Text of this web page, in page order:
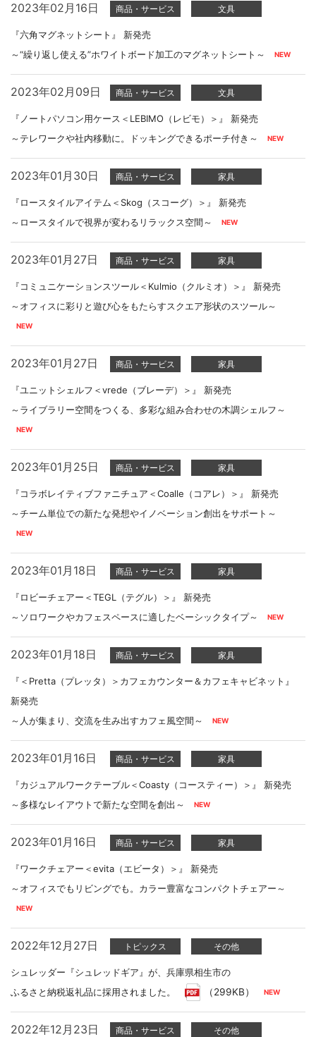
2023年02月16日 商品・サービス 文具
『六角マグネットシート』 新発売
～“繰り返し使える”ホワイトボード加工のマグネットシート～
2023年02月09日 商品・サービス 文具
『ノートパソコン用ケース＜LEBIMO（レビモ）＞』 新発売
～テレワークや社内移動に。ドッキングできるポーチ付き～
2023年01月30日 商品・サービス 家具
『ロースタイルアイテム＜Skog（スコーグ）＞』 新発売
～ロースタイルで視界が変わるリラックス空間～
2023年01月27日 商品・サービス 家具
『コミュニケーションスツール＜Kulmio（クルミオ）＞』 新発売
～オフィスに彩りと遊び心をもたらすスクエア形状のスツール～
2023年01月27日 商品・サービス 家具
『ユニットシェルフ＜vrede（ブレーデ）＞』 新発売
～ライブラリー空間をつくる、多彩な組み合わせの木調シェルフ～
2023年01月25日 商品・サービス 家具
『コラボレイティブファニチュア＜Coalle（コアレ）＞』 新発売
～チーム単位での新たな発想やイノベーション創出をサポート～
2023年01月18日 商品・サービス 家具
『ロビーチェアー＜TEGL（テグル）＞』 新発売
～ソロワークやカフェスペースに適したベーシックタイプ～
2023年01月18日 商品・サービス 家具
『＜Pretta（プレッタ）＞カフェカウンター＆カフェキャビネット』
新発売
～人が集まり、交流を生み出すカフェ風空間～
2023年01月16日 商品・サービス 家具
『カジュアルワークテーブル＜Coasty（コースティー）＞』 新発売
～多様なレイアウトで新たな空間を創出～
2023年01月16日 商品・サービス 家具
『ワークチェアー＜evita（エビータ）＞』 新発売
～オフィスでもリビングでも。カラー豊富なコンパクトチェアー～
2022年12月27日 トピックス その他
シュレッダー『シュレッドギア』が、兵庫県相生市の
ふるさと納税返礼品に採用されました。
（299KB）
2022年12月23日 商品・サービス その他